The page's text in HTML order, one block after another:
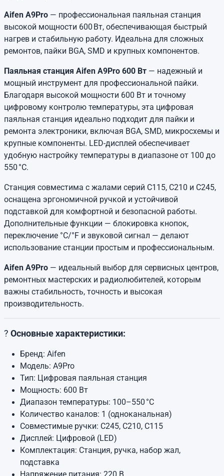
Aifen A9Pro — профессиональная паяльная станция
высокой мощности 600 Вт, обеспечивающая быстрый
нагрев и стабильную работу. Идеальна для сложных
ремонтов, пайки BGA, SMD и крупных компонентов.
Паяльная станция Aifen A9Pro 600 Вт — надежный и
мощный инструмент для профессиональной пайки.
Благодаря высокой мощности 600 Вт и точному
цифровому контролю температуры, эта цифровая
паяльная станция идеально подходит для пайки и
ремонта электроники, включая BGA, SMD, микросхемы и
крупные компоненты. LED-дисплей обеспечивает
удобную настройку температуры в диапазоне от 100 до
550 °C.
Станция совместима с жалами серий C115, C210 и C245,
оснащена эргономичной ручкой и устойчивой
подставкой для комфортной и безопасной работы.
Дополнительные функции — блокировка кнопок,
переключение °C/°F и звуковой сигнал — делают
использование станции простым и профессиональным.
Aifen A9Pro — идеальный выбор для сервисных центров,
ремонтных мастерских и радиолюбителей, которым
важны стабильность, точность и высокая
производительность.
? Основные характеристики:
Бренд: Aifen
Модель: A9Pro
Тип: Цифровая паяльная станция
Мощность: 600 Вт
Диапазон температуры: 100–550 °C
Количество каналов: 1 (одноканальная)
Совместимые ручки: C245, C210, C115
Дисплей: Цифровой (LED)
Комплектация: Станция, ручка, набор жал,
подставка